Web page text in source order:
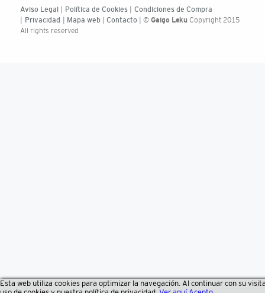
Esta web utiliza cookies para optimizar la navegación. Al continuar con su
Aviso Legal Política de Cookies| Condiciones de Compra
Privacidad Mapa web| Contacto| © Galgo LekuCopyright 2015
All rights reserved